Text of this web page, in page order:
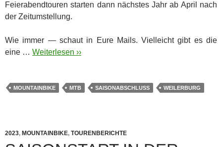
Feierabendtouren starten dann nächstes Jahr ab April nach
der Zeitumstellung.
Wie immer — schaut in Eure Mails. Vielleicht gibt es die
eine … Weiterlesen ››
MOUNTAINBIKE MTB SAISONABSCHLUSS WEILERBURG
2023, MOUNTAINBIKE, TOURENBERICHTE